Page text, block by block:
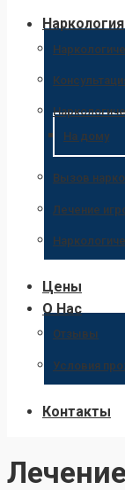
Наркология
На дому
Вызов
Лечение
Цены
О Нас
Отзывы
Условия
Контакты